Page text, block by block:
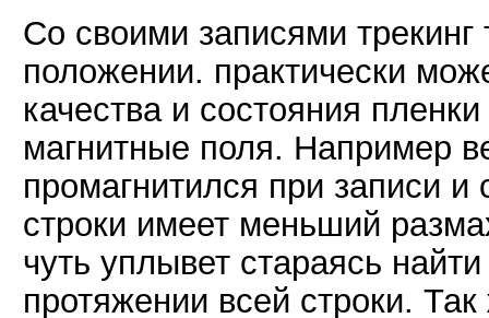
Со своими записями трекинг
положении. практически
качества и состояния
магнитные поля. Например
промагнитился при записи
строки имеет меньший
чуть уплывет стараясь
протяжении всей строки.